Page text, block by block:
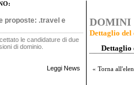
proposte: .travel e
le candidature di due
di dominio.
Leggi News
DOMINI
Dettaglio del
Dettaglio
« Torna